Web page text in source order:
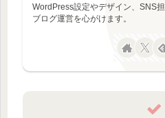
WordPress設定やデザイン、SNS
ブログ運営を心がけます。